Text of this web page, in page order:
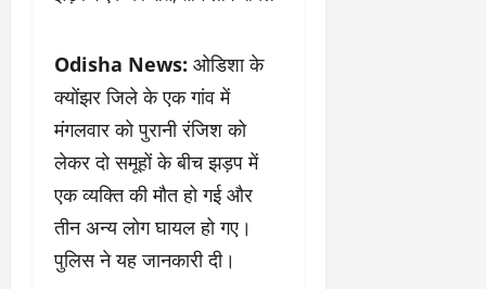
Odisha News: ओडिशा के
क्योंझर जिले के एक गांव में
मंगलवार को पुरानी रंजिश को
लेकर दो समूहों के बीच झड़प में
एक व्यक्ति की मौत हो गई और
तीन अन्य लोग घायल हो गए।
पुलिस ने यह जानकारी दी।